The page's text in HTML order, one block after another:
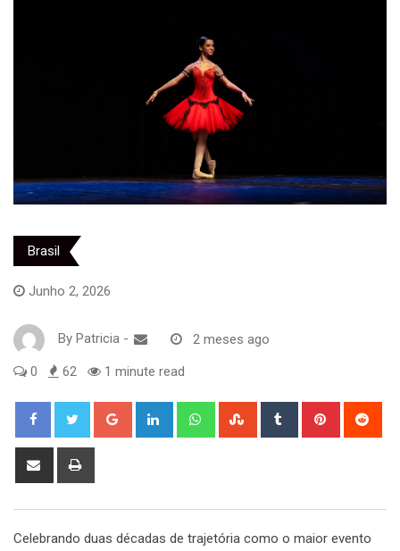
Brasil
Junho 2, 2026
By Patricia - 2 meses ago
0 62 1 minute read
Google+ LinkedIn WhatsappStumbleUpon
Tumblr Pinterest
Share
Celebrando duas décadas de trajetória como o maior evento